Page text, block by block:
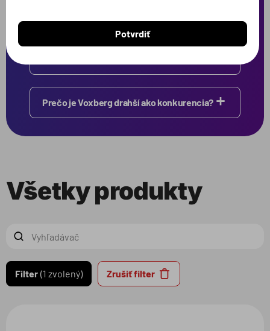
Prečo je Voxberg drahší ako konkurencia?
Všetky produkty
Filter 1 zvolený Zrušiť filter
Potvrdiť